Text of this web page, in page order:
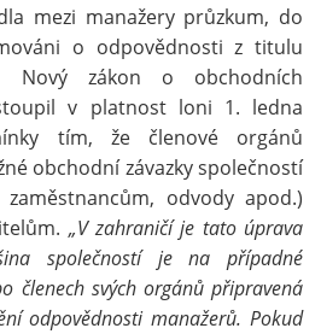
mezi manažery průzkum, do
o odpovědnosti z titulu
Nový zákon o obchodních
v platnost loni 1. ledna
tím, že členové orgánů
obchodní závazky společností
odvody apod.)
„V zahraničí je tato úprava
společností je na případné
členech svých orgánů připravená
odpovědnosti manažerů. Pokud